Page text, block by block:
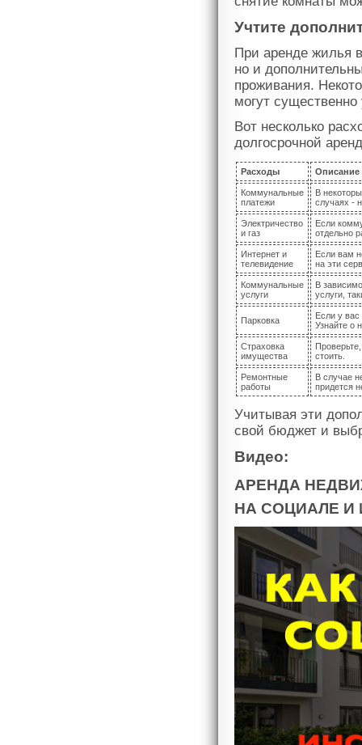
Учтите
При аренде жилья
но и
проживания.
могут
Вот несколько
долгосрочной
Расходы Описание
Коммунальные
платежи
В
случаях -
Электричество
и газ
Если
отдельно
Интернет и
телевидение
Если вам
на эти
Коммунальные
услуги
В
услуги,
Парковка
Если у вас
Узнайте о
Страховка
имущества
стоить.
Ремонтные
работы
В случае
придется
Учитывая эти
свой бюджет и
Видео:
АРЕНДА
НА СОЦИАЛЕ И